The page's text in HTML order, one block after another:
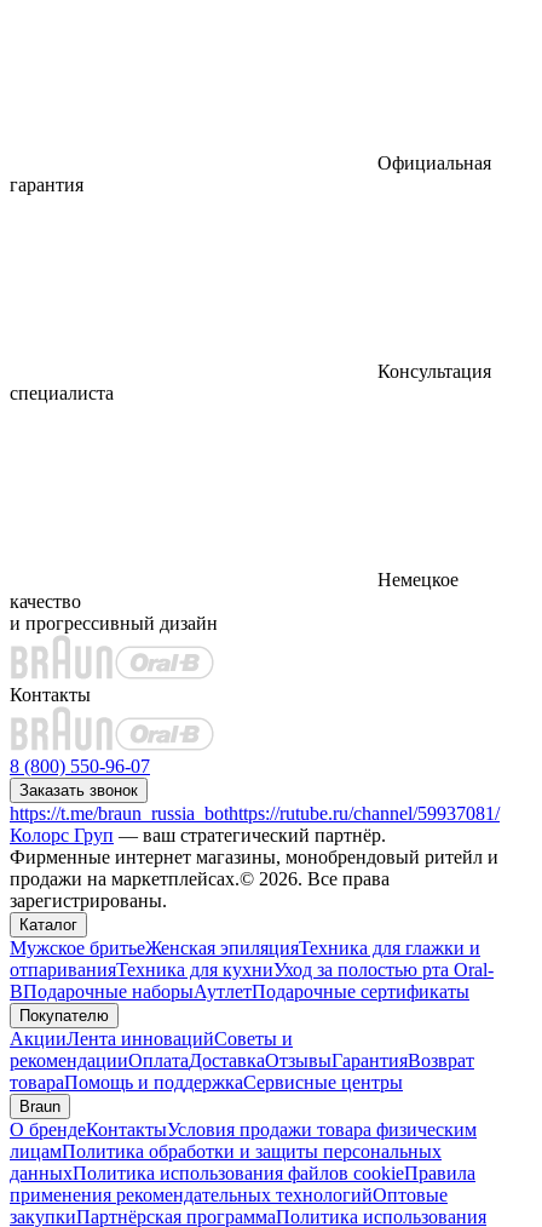
Официальная
гарантия
Консультация
специалиста
Немецкое
качество
и прогрессивный дизайн
Контакты
8 (800) 550-96-07
Заказать звонок
https://t.me/braun_russia_bothttps://rutube.ru/channel/59937081/
Колорс Груп — ваш стратегический партнёр.
Фирменные интернет магазины, монобрендовый ритейл и
продажи на маркетплейсах.© 2026. Все права
зарегистрированы.
Каталог
Мужское бритьеЖенская эпиляцияТехника для глажки и
отпариванияТехника для кухниУход за полостью рта Oral-
BПодарочные наборыАутлетПодарочные сертификаты
Покупателю
АкцииЛента инновацийСоветы и
рекомендацииОплатаДоставкаОтзывыГарантияВозврат
товараПомощь и поддержкаСервисные центры
Braun
О брендеКонтактыУсловия продажи товара физическим
лицамПолитика обработки и защиты персональных
данныхПолитика использования файлов cookieПравила
применения рекомендательных технологийОптовые
закупкиПартнёрская программаПолитика использования